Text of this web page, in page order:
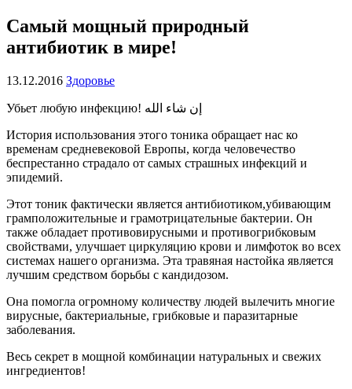
Самый мощный природный
антибиотик в мире!
13.12.2016 Здоровье
Убьет любую инфекцию! إن شاء الله
История использования этого тоника обращает нас ко
временам средневековой Европы, когда человечество
беспрестанно страдало от самых страшных инфекций и
эпидемий.
Этот тоник фактически является антибиотиком,убивающим
грамположительные и грамотрицательные бактерии. Он
также обладает противовирусными и противогрибковым
свойствами, улучшает циркуляцию крови и лимфоток во всех
системах нашего организма. Эта травяная настойка является
лучшим средством борьбы с кандидозом.
Она помогла огромному количеству людей вылечить многие
вирусные, бактериальные, грибковые и паразитарные
заболевания.
Весь секрет в мощной комбинации натуральных и свежих
ингредиентов!